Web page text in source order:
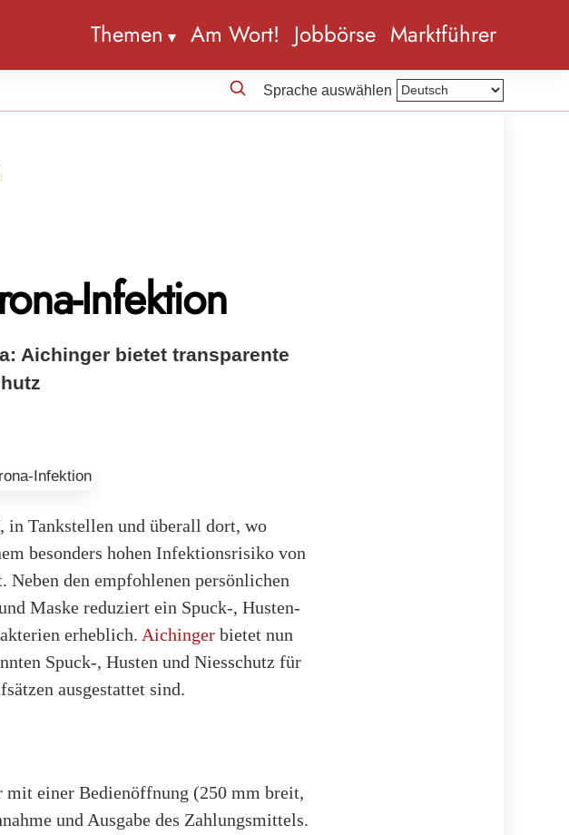
Themen Am Wort! Jobbörse Marktführer
Sprache auswählen
Infektion
Aichinger bietet transparente
Tankstellen und überall dort, wo
besonders hohen Infektionsrisiko von
den empfohlenen persönlichen
Maske reduziert ein Spuck-, Husten-
erheblich. Aichinger bietet nun
Spuck-, Husten und Niesschutz für
ausgestattet sind.
mit einer Bedienöffnung (250 mm breit,
und Ausgabe des Zahlungsmittels.